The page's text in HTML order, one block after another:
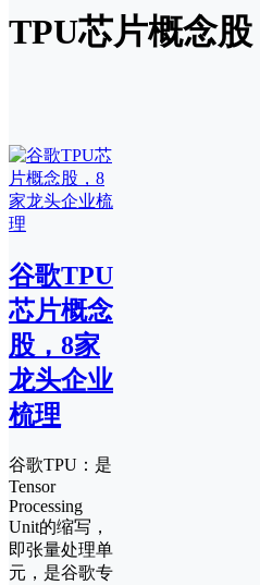
TPU芯片概念股
谷歌TPU
芯片概念
股，8家
龙头企业
梳理
谷歌TPU：是
Tensor
Processing
Unit的缩写，
即张量处理单
元，是谷歌专